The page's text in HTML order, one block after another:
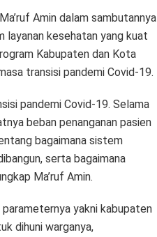
Amin dalam sambutannya
layanan kesehatan yang kuat
Kabupaten dan Kota
transisi pandemi Covid-19.
pandemi Covid-19. Selama
beban penanganan pasien
bagaimana sistem
serta bagaimana
Ma’ruf Amin.
yakni kabupaten
dihuni warganya,